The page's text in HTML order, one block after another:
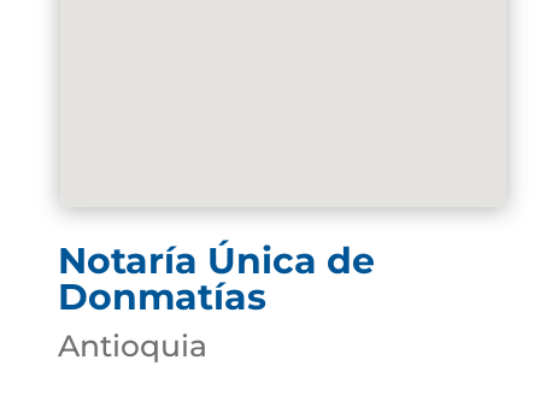
Notaría Única de
Donmatías
Antioquia